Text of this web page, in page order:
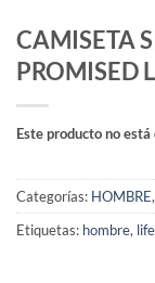
CAMISETA
PROMISED
Este producto no
Categorías: HOMBRE,
Etiquetas: hombre,